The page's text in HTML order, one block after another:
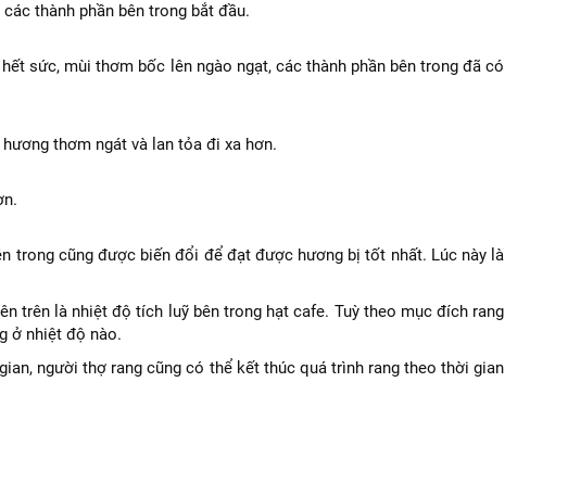
thành phần bên trong bắt đầu.
sức, mùi thơm bốc lên ngào ngạt, các thành phần bên trong đã có
thơm ngát và lan tỏa đi xa hơn.
trong cũng được biến đổi để đạt được hương bị tốt nhất. Lúc này là
trên là nhiệt độ tích luỹ bên trong hạt cafe. Tuỳ theo mục đích rang
ở nhiệt độ nào.
người thợ rang cũng có thể kết thúc quá trình rang theo thời gian